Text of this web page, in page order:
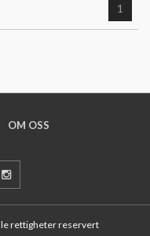
1
OM OSS
rettigheter reservert